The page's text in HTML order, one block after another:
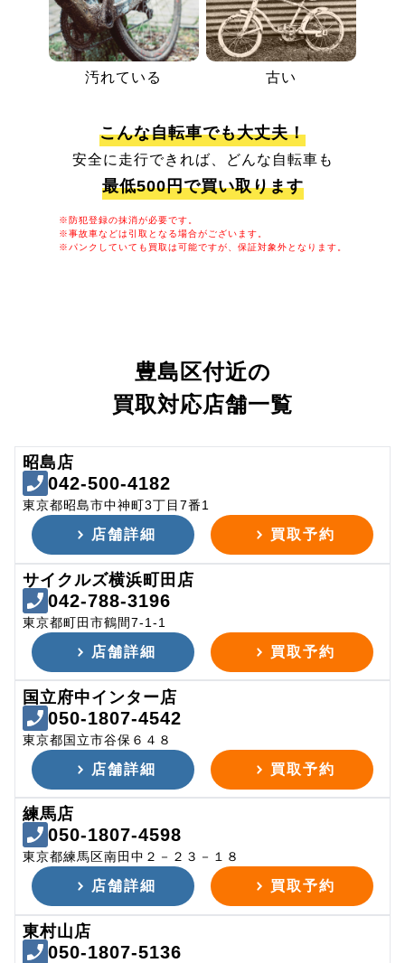
汚れている 古い
こんな自転車でも大丈夫！
安全に走行できれば、どんな自転車も
最低500円で買い取ります
※防犯登録の抹消が必要です。
※事故車などは引取となる場合がございます。
※パンクしていても買取は可能ですが、保証対象外となります。
豊島区付近の
買取対応店舗一覧
昭島店
042-500-4182
東京都昭島市中神町3丁目7番1
店舗詳細 買取予約
サイクルズ横浜町田店
042-788-3196
東京都町田市鶴間7-1-1
店舗詳細 買取予約
国立府中インター店
050-1807-4542
東京都国立市谷保６４８
店舗詳細 買取予約
練馬店
050-1807-4598
東京都練馬区南田中２－２３－１８
店舗詳細 買取予約
東村山店
050-1807-5136